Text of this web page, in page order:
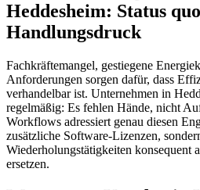
Heddesheim: Status
Handlungsdruck
Fachkräftemangel, gestiegene
Anforderungen sorgen dafür, dass
verhandelbar ist. Unternehmen in
regelmäßig: Es fehlen Hände, nicht
Workflows adressiert genau diesen
zusätzliche Software-Lizenzen,
Wiederholungstätigkeiten konsequent
ersetzen.